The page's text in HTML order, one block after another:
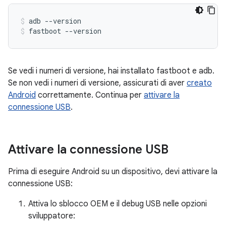
adb --version
fastboot --version
Se vedi i numeri di versione, hai installato fastboot e adb.
Se non vedi i numeri di versione, assicurati di aver creato
Android correttamente. Continua per attivare la
connessione USB.
Attivare la connessione USB
Prima di eseguire Android su un dispositivo, devi attivare la
connessione USB:
Attiva lo sblocco OEM e il debug USB nelle opzioni
sviluppatore: